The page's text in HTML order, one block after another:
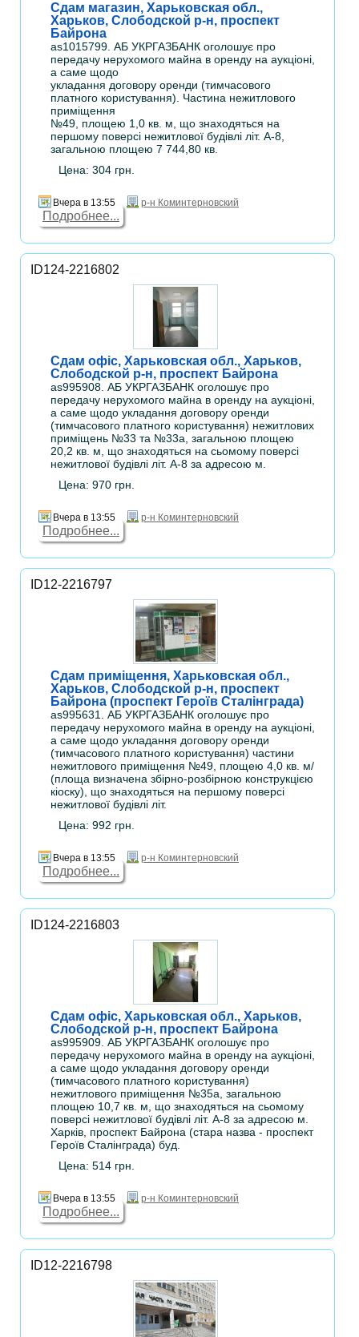
Сдам магазин, Харьковская обл.,
Харьков, Слободской р-н, проспект
Байрона
as1015799. АБ УКРГАЗБАНК оголошує про
передачу нерухомого майна в оренду на аукціоні,
а саме щодо
укладання договору оренди (тимчасового
платного користування). Частина нежитлового
приміщення
№49, площею 1,0 кв. м, що знаходяться на
першому поверсі нежитлової будівлі літ. А-8,
загальною площею 7 744,80 кв.
Цена: 304 грн.
Вчера в 13:55 р-н Коминтерновский
Подробнее...
ID124-2216802
Сдам офіс, Харьковская обл., Харьков,
Слободской р-н, проспект Байрона
as995908. АБ УКРГАЗБАНК оголошує про
передачу нерухомого майна в оренду на аукціоні,
а саме щодо укладання договору оренди
(тимчасового платного користування) нежитлових
приміщень №33 та №33а, загальною площею
20,2 кв. м, що знаходяться на сьомому поверсі
нежитлової будівлі літ. А-8 за адресою м.
Цена: 970 грн.
Вчера в 13:55 р-н Коминтерновский
Подробнее...
ID12-2216797
Сдам приміщення, Харьковская обл.,
Харьков, Слободской р-н, проспект
Байрона (проспект Героїв Сталінграда)
as995631. АБ УКРГАЗБАНК оголошує про
передачу нерухомого майна в оренду на аукціоні,
а саме щодо укладання договору оренди
(тимчасового платного користування) частини
нежитлового приміщення №49, площею 4,0 кв. м/
(площа визначена збірно-розбірною конструкцією
кіоску), що знаходяться на першому поверсі
нежитлової будівлі літ.
Цена: 992 грн.
Вчера в 13:55 р-н Коминтерновский
Подробнее...
ID124-2216803
Сдам офіс, Харьковская обл., Харьков,
Слободской р-н, проспект Байрона
as995909. АБ УКРГАЗБАНК оголошує про
передачу нерухомого майна в оренду на аукціоні,
а саме щодо укладання договору оренди
(тимчасового платного користування)
нежитлового приміщення №35а, загальною
площею 10,7 кв. м, що знаходяться на сьомому
поверсі нежитлової будівлі літ. А-8 за адресою м.
Харків, проспект Байрона (стара назва - проспект
Героїв Сталінграда) буд.
Цена: 514 грн.
Вчера в 13:55 р-н Коминтерновский
Подробнее...
ID12-2216798